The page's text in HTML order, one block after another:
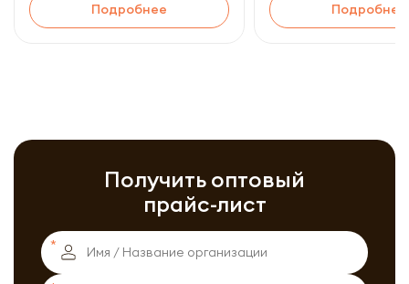
Подробнее Подробнее
Получить оптовый
прайс-лист